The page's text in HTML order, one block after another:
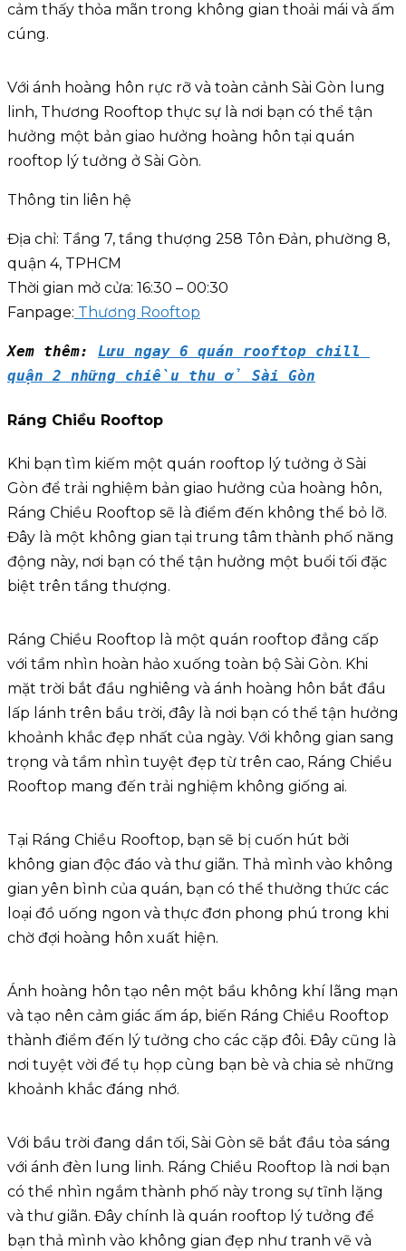
cảm thấy thỏa mãn trong không gian thoải mái và ấm
cúng.
Với ánh hoàng hôn rực rỡ và toàn cảnh Sài Gòn lung
linh, Thương Rooftop thực sự là nơi bạn có thể tận
hưởng một bản giao hưởng hoàng hôn tại quán
rooftop lý tưởng ở Sài Gòn.
Thông tin liên hệ
Địa chỉ: Tầng 7, tầng thượng 258 Tôn Đản, phường 8,
quận 4, TPHCM
Thời gian mở cửa: 16:30 – 00:30
Fanpage: Thương Rooftop
Xem thêm: Lưu ngay 6 quán rooftop chill
quận 2 những chiều thu ở Sài Gòn
Ráng Chiều Rooftop
Khi bạn tìm kiếm một quán rooftop lý tưởng ở Sài
Gòn để trải nghiệm bản giao hưởng của hoàng hôn,
Ráng Chiều Rooftop sẽ là điểm đến không thể bỏ lỡ.
Đây là một không gian tại trung tâm thành phố năng
động này, nơi bạn có thể tận hưởng một buổi tối đặc
biệt trên tầng thượng.
Ráng Chiều Rooftop là một quán rooftop đẳng cấp
với tầm nhìn hoàn hảo xuống toàn bộ Sài Gòn. Khi
mặt trời bắt đầu nghiêng và ánh hoàng hôn bắt đầu
lấp lánh trên bầu trời, đây là nơi bạn có thể tận hưởng
khoảnh khắc đẹp nhất của ngày. Với không gian sang
trọng và tầm nhìn tuyệt đẹp từ trên cao, Ráng Chiều
Rooftop mang đến trải nghiệm không giống ai.
Tại Ráng Chiều Rooftop, bạn sẽ bị cuốn hút bởi
không gian độc đáo và thư giãn. Thả mình vào không
gian yên bình của quán, bạn có thể thưởng thức các
loại đồ uống ngon và thực đơn phong phú trong khi
chờ đợi hoàng hôn xuất hiện.
Ánh hoàng hôn tạo nên một bầu không khí lãng mạn
và tạo nên cảm giác ấm áp, biến Ráng Chiều Rooftop
thành điểm đến lý tưởng cho các cặp đôi. Đây cũng là
nơi tuyệt vời để tụ họp cùng bạn bè và chia sẻ những
khoảnh khắc đáng nhớ.
Với bầu trời đang dần tối, Sài Gòn sẽ bắt đầu tỏa sáng
với ánh đèn lung linh. Ráng Chiều Rooftop là nơi bạn
có thể nhìn ngắm thành phố này trong sự tĩnh lặng
và thư giãn. Đây chính là quán rooftop lý tưởng để
bạn thả mình vào không gian đẹp như tranh vẽ và